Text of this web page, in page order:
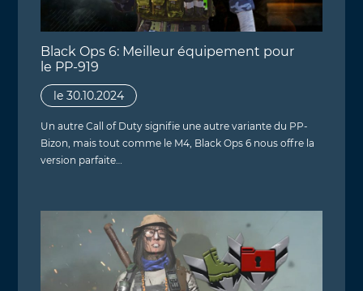
Black Ops 6: Meilleur équipement pour
le PP-919
le 30.10.2024
Un autre Call of Duty signifie une autre variante du PP-
Bizon, mais tout comme le M4, Black Ops 6 nous offre la
version parfaite…